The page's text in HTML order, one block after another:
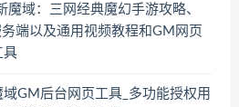
魔域：三网经典魔幻手游攻略、
端以及通用视频教程和GM网页
具
域GM后台网页工具_多功能授权用